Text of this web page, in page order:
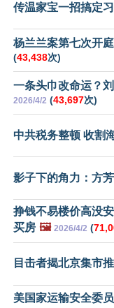
传温家宝一招搞定
杨兰兰案第七次开
(43,438次)
一条头巾改命运？
2026/4/2 (43,697次)
中共税务整顿 收割
影子下的角力：方
挣钱不易楼价高没
买房 🖼️ 2026/4/2 (
目击者揭北京集市
美国家运输安全委